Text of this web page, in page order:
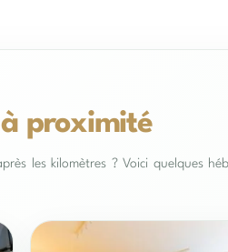
à proximité
les kilomètres ? Voici quelques